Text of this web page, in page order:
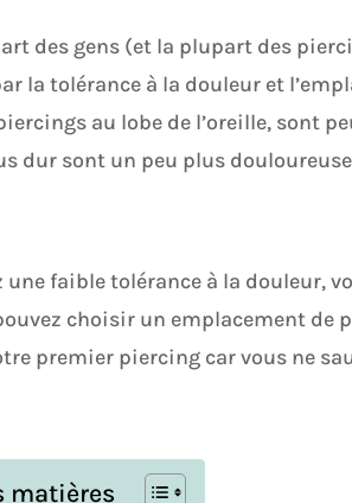
des gens (et la plupart des
la tolérance à la douleur et
au lobe de l’oreille, sont
dur sont un peu plus
une faible tolérance à la douleur,
choisir un emplacement de
premier piercing car vous ne
matières